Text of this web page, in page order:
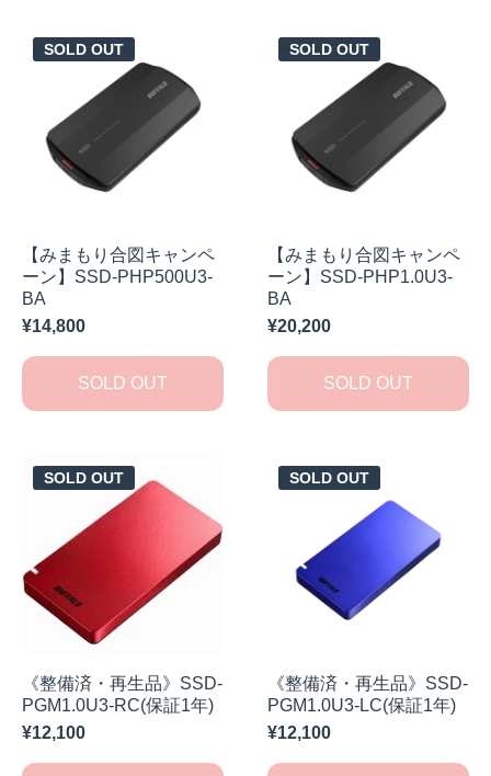
SOLD OUT
【みまもり合図キャンペ
ーン】SSD-PHP500U3-
BA
¥14,800
SOLD OUT
SOLD OUT
【みまもり合図キャンペ
ーン】SSD-PHP1.0U3-
BA
¥20,200
SOLD OUT
SOLD OUT
《整備済・再生品》SSD-
PGM1.0U3-RC(保証1年)
¥12,100
SOLD OUT
《整備済・再生品》SSD-
PGM1.0U3-LC(保証1年)
¥12,100